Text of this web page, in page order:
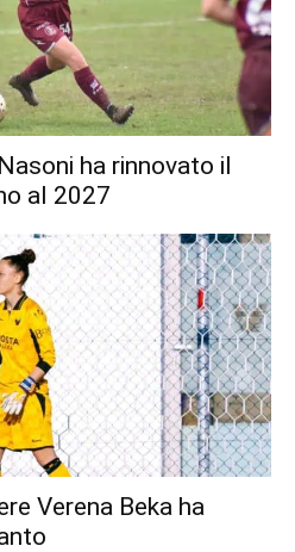
ha rinnovato il
al 2027
Verena Beka ha